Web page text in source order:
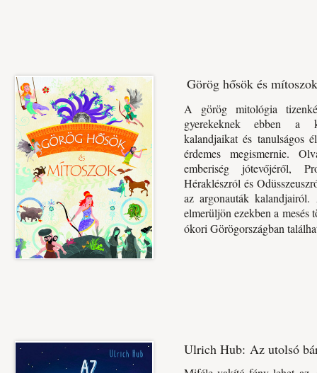
Görög hősök és mítoszok
A görög mitológia
gyerekeknek ebben a
kalandjaikat és tanulságos
érdemes megismernie.
emberiség jótevőjéről,
Héraklészról és
az argonauták
elmerüljön ezekben a mesés
ókori Görögországban
Ulrich Hub: Az utolsó